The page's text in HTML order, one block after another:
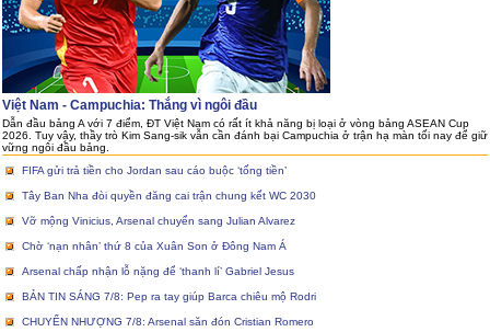
Việt Nam - Campuchia: Thắng vì ngôi đầu
Dẫn đầu bảng A với 7 điểm, ĐT Việt Nam có rất ít khả năng bị loại ở vòng bảng ASEAN Cup
2026. Tuy vậy, thầy trò Kim Sang-sik vẫn cần đánh bại Campuchia ở trận hạ màn tối nay để giữ
vững ngôi đầu bảng.
FIFA gửi trả tiền cho Jordan sau cáo buộc ‘tống tiền’
Tây Ban Nha đòi quyền đăng cai trận chung kết WC 2030
Vỡ mộng Vinicius, Arsenal chuyển sang Julian Alvarez
Chờ ‘nạn nhân’ thứ 8 của Xuân Son ở Đông Nam Á
Arsenal chấp nhận lỗ nặng để ‘thanh lí’ Gabriel Jesus
BẢN TIN SÁNG 7/8: Pep ra tay giúp Barca chiêu mộ Rodri
CHUYỂN NHƯỢNG 7/8: Arsenal săn đón Cristian Romero